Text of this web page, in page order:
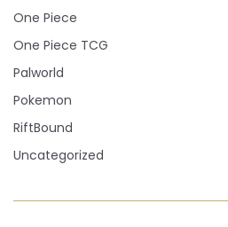
One Piece
One Piece TCG
Palworld
Pokemon
RiftBound
Uncategorized